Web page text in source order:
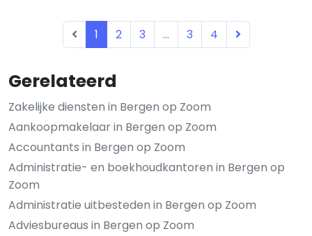
Gerelateerd
Zakelijke diensten in Bergen op Zoom
Aankoopmakelaar in Bergen op Zoom
Accountants in Bergen op Zoom
Administratie- en boekhoudkantoren in Bergen op
Zoom
Administratie uitbesteden in Bergen op Zoom
Adviesbureaus in Bergen op Zoom
1 2 3 ... 3 4